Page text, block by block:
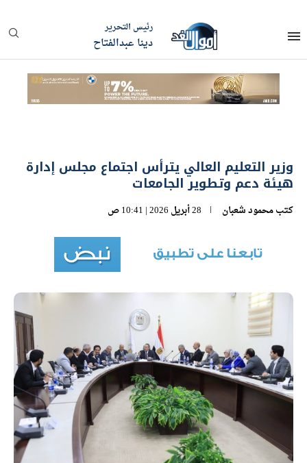
رئيس التحرير
دينا عبدالفتاح
وزير التعليم العالي يترأس اجتماع مجلس إدارة
هيئة دعم وتطوير الجامعات
كتبمحمود شعبان 28 أبريل 2026 | 10:41 ص